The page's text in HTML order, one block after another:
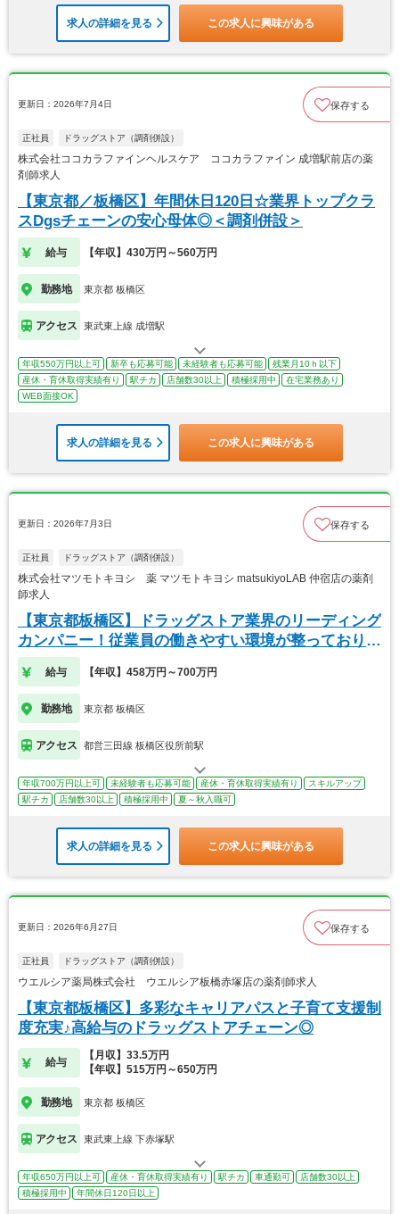
求人の詳細を見る この求人に興味がある
更新日：2026年7月4日 保存する
正社員 ドラッグストア（調剤併設）
株式会社ココカラファインヘルスケア ココカラファイン 成増駅前店の薬
剤師求人
【東京都／板橋区】年間休日120日☆業界トップクラ
スDgsチェーンの安心母体◎＜調剤併設＞
給与 【年収】430万円～560万円
勤務地 東京都 板橋区
アクセス 東武東上線 成増駅
年収550万円以上可 新卒も応募可能 未経験者も応募可能
残業月10ｈ以下
産休・育休取得実績有り
駅チカ 店舗数30以上 積極採用中
在宅業務あり
WEB面接OK
求人の詳細を見る この求人に興味がある
更新日：2026年7月3日 保存する
正社員 ドラッグストア（調剤併設）
株式会社マツモトキヨシ 薬 マツモトキヨシ matsukiyoLAB 仲宿店の薬剤
師求人
【東京都板橋区】ドラッグストア業界のリーディング
カンパニー！従業員の働きやすい環境が整っておりま
す！
給与 【年収】458万円～700万円
勤務地 東京都 板橋区
アクセス 都営三田線 板橋区役所前駅
年収700万円以上可 未経験者も応募可能 産休・育休取得実績有り
スキルアップ
駅チカ
店舗数30以上 積極採用中 夏～秋入職可
求人の詳細を見る この求人に興味がある
更新日：2026年6月27日 保存する
正社員 ドラッグストア（調剤併設）
ウエルシア薬局株式会社 ウエルシア板橋赤塚店の薬剤師求人
【東京都板橋区】多彩なキャリアパスと子育て支援制
度充実♪高給与のドラッグストアチェーン◎
給与
【月収】33.5万円
【年収】515万円～650万円
勤務地 東京都 板橋区
アクセス 東武東上線 下赤塚駅
年収650万円以上可 産休・育休取得実績有り 駅チカ 車通勤可
店舗数30以上
積極採用中
年間休日120日以上